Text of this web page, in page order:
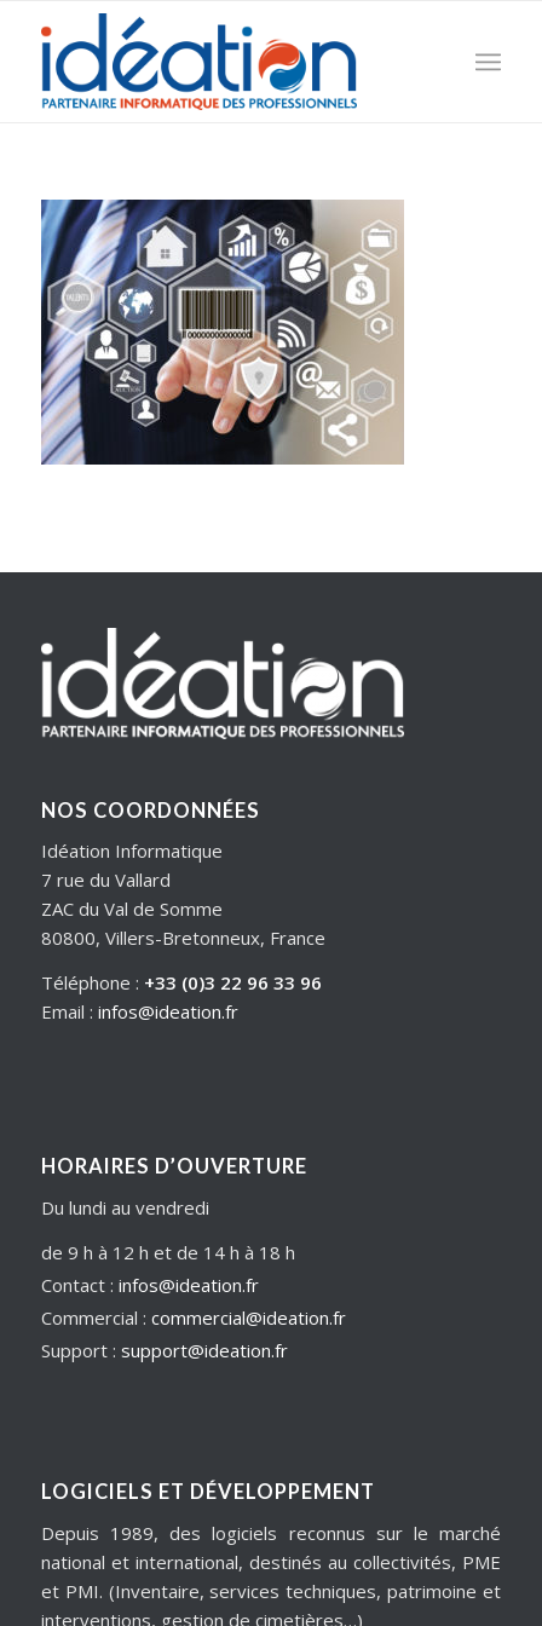
NOS COORDONNÉES
Idéation Informatique
7 rue du Vallard
ZAC du Val de Somme
80800, Villers-Bretonneux, France
Téléphone : +33 (0)3 22 96 33 96
Email : infos@ideation.fr
HORAIRES D’OUVERTURE
Du lundi au vendredi
de 9 h à 12 h et de 14 h à 18 h
Contact : infos@ideation.fr
Commercial : commercial@ideation.fr
Support : support@ideation.fr
LOGICIELS ET DÉVELOPPEMENT
Depuis 1989, des logiciels reconnus sur le marché
national et international, destinés au collectivités, PME
et PMI. (Inventaire, services techniques, patrimoine et
interventions, gestion de cimetières…)